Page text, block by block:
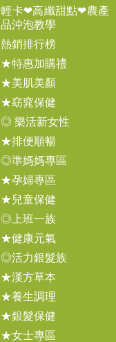
輕卡❤高纖甜點❤農產
品沖泡教學
熱銷排行榜
★特惠加購禮
★美肌美顏
★窈窕保健
◎ 樂活新女性
★排便順暢
◎準媽媽專區
★孕婦專區
★兒童保健
◎上班一族
★健康元氣
◎活力銀髮族
★漢方草本
★養生調理
★銀髮保健
★女士專區